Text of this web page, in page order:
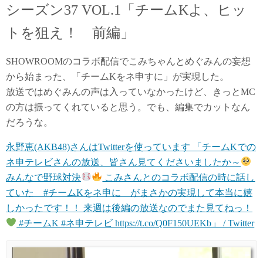
シーズン37 VOL.1「チームKよ、ヒッ
トを狙え！ 前編」
SHOWROOMのコラボ配信でこみちゃんとめぐみんの妄想
から始まった、「チームKをネ申すに」が実現した。
放送ではめぐみんの声は入っていなかったけど、きっとMC
の方は振ってくれていると思う。でも、編集でカットなん
だろうな。
永野恵(AKB48)さんはTwitterを使っています 「チームKでの
ネ申テレビさんの放送、皆さん見てくださいましたか～
みんなで野球対決
こみさんとのコラボ配信の時に話し
ていた #チームKをネ申に がまさかの実現して本当に嬉
しかったです！！ 来週は後編の放送なのでまた見てねっ！
#チームK #ネ申テレビ https://t.co/Q0F150UEKb」 / Twitter